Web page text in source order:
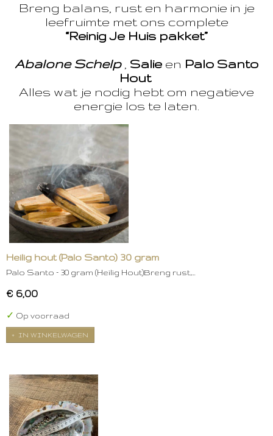
Breng balans, rust en harmonie in je
leefruimte met ons complete
“Reinig Je Huis pakket”
Abalone Schelp, Salie en Palo Santo
Hout
Alles wat je nodig hebt om negatieve
energie los te laten.
Heilig hout (Palo Santo) 30 gram
Palo Santo – 30 gram (Heilig Hout)Breng rust,…
€ 6,00
✓ Op voorraad
IN WINKELWAGEN